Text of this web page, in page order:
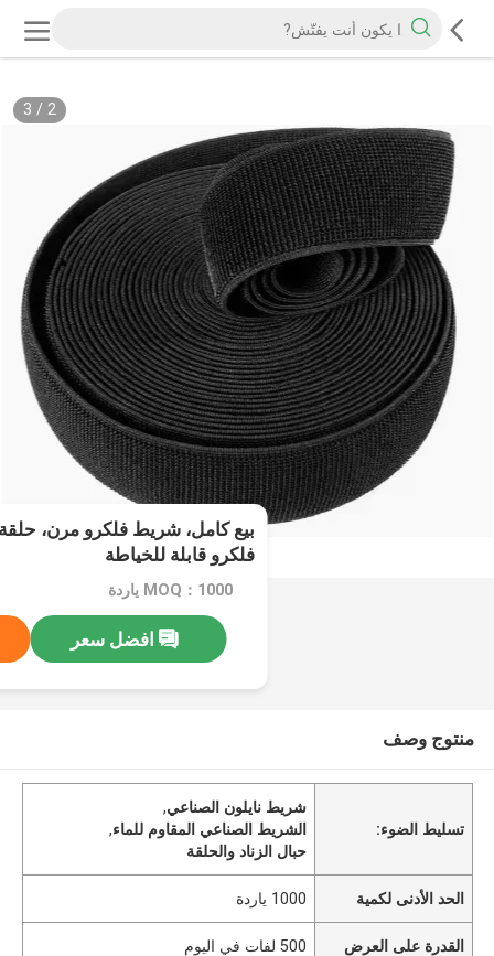
2
/
3
بيع كامل، شريط فلكرو مرن، حلقة
فلكرو قابلة للخياطة
MOQ：1000 ياردة
افضل سعر
منتوج وصف
تسليط الضوء:
شريط نايلون الصناعي,
الشريط الصناعي المقاوم للماء,
حبال الزناد والحلقة
الحد الأدنى لكمية 1000 ياردة
القدرة على العرض 500 لفات في اليوم